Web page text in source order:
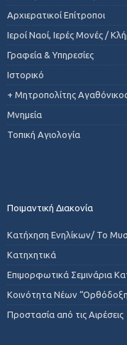
Αρχιερατικοί Επίτροποι
Ιεροί Ναοί, Ιερές Μονές /
Γραφεία & Υπηρεσίες
Ιστορικό
+ Μητροπολίτης
Μνημεία
Τοπική Αγιολογία
Ποιμαντική Διακονία
Κατήχηση Ενηλίκων/ Το
Κατηχητικά
Επιμορφωτικά Σεμινάρια
Κοινότητα Νέων
Προστασία από τις Αιρέσεις